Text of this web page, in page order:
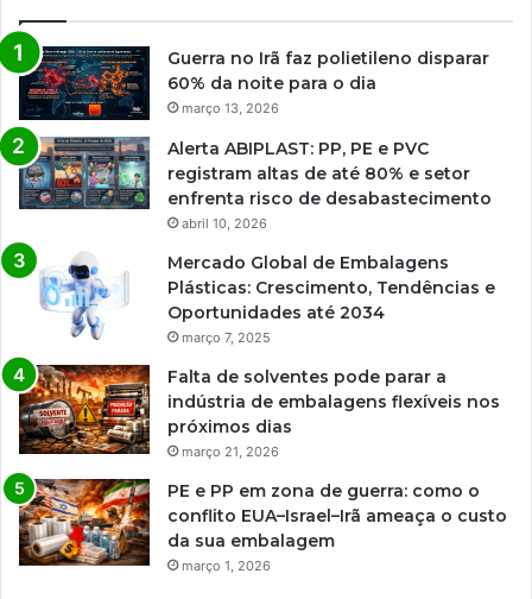
Guerra no Irã faz polietileno disparar
60% da noite para o dia
março 13, 2026
Alerta ABIPLAST: PP, PE e PVC
registram altas de até 80% e setor
enfrenta risco de desabastecimento
abril 10, 2026
Mercado Global de Embalagens
Plásticas: Crescimento, Tendências e
Oportunidades até 2034
março 7, 2025
Falta de solventes pode parar a
indústria de embalagens flexíveis nos
próximos dias
março 21, 2026
PE e PP em zona de guerra: como o
conflito EUA–Israel–Irã ameaça o custo
da sua embalagem
março 1, 2026